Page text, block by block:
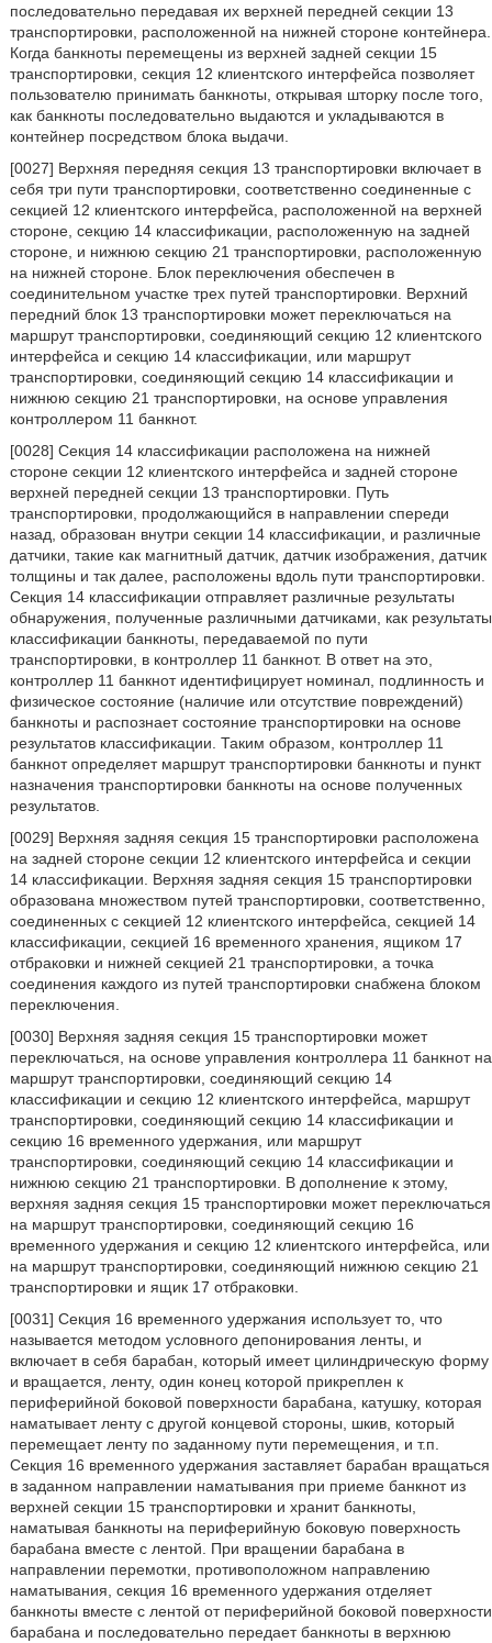
последовательно передавая их верхней передней секции 13
транспортировки, расположенной на нижней стороне контейнера.
Когда банкноты перемещены из верхней задней секции 15
транспортировки, секция 12 клиентского интерфейса позволяет
пользователю принимать банкноты, открывая шторку после того,
как банкноты последовательно выдаются и укладываются в
контейнер посредством блока выдачи.
[0027] Верхняя передняя секция 13 транспортировки включает в
себя три пути транспортировки, соответственно соединенные с
секцией 12 клиентского интерфейса, расположенной на верхней
стороне, секцию 14 классификации, расположенную на задней
стороне, и нижнюю секцию 21 транспортировки, расположенную
на нижней стороне. Блок переключения обеспечен в
соединительном участке трех путей транспортировки. Верхний
передний блок 13 транспортировки может переключаться на
маршрут транспортировки, соединяющий секцию 12 клиентского
интерфейса и секцию 14 классификации, или маршрут
транспортировки, соединяющий секцию 14 классификации и
нижнюю секцию 21 транспортировки, на основе управления
контроллером 11 банкнот.
[0028] Секция 14 классификации расположена на нижней
стороне секции 12 клиентского интерфейса и задней стороне
верхней передней секции 13 транспортировки. Путь
транспортировки, продолжающийся в направлении спереди
назад, образован внутри секции 14 классификации, и различные
датчики, такие как магнитный датчик, датчик изображения, датчик
толщины и так далее, расположены вдоль пути транспортировки.
Секция 14 классификации отправляет различные результаты
обнаружения, полученные различными датчиками, как результаты
классификации банкноты, передаваемой по пути
транспортировки, в контроллер 11 банкнот. В ответ на это,
контроллер 11 банкнот идентифицирует номинал, подлинность и
физическое состояние (наличие или отсутствие повреждений)
банкноты и распознает состояние транспортировки на основе
результатов классификации. Таким образом, контроллер 11
банкнот определяет маршрут транспортировки банкноты и пункт
назначения транспортировки банкноты на основе полученных
результатов.
[0029] Верхняя задняя секция 15 транспортировки расположена
на задней стороне секции 12 клиентского интерфейса и секции
14 классификации. Верхняя задняя секция 15 транспортировки
образована множеством путей транспортировки, соответственно,
соединенных с секцией 12 клиентского интерфейса, секцией 14
классификации, секцией 16 временного хранения, ящиком 17
отбраковки и нижней секцией 21 транспортировки, а точка
соединения каждого из путей транспортировки снабжена блоком
переключения.
[0030] Верхняя задняя секция 15 транспортировки может
переключаться, на основе управления контроллера 11 банкнот на
маршрут транспортировки, соединяющий секцию 14
классификации и секцию 12 клиентского интерфейса, маршрут
транспортировки, соединяющий секцию 14 классификации и
секцию 16 временного удержания, или маршрут
транспортировки, соединяющий секцию 14 классификации и
нижнюю секцию 21 транспортировки. В дополнение к этому,
верхняя задняя секция 15 транспортировки может переключаться
на маршрут транспортировки, соединяющий секцию 16
временного удержания и секцию 12 клиентского интерфейса, или
на маршрут транспортировки, соединяющий нижнюю секцию 21
транспортировки и ящик 17 отбраковки.
[0031] Секция 16 временного удержания использует то, что
называется методом условного депонирования ленты, и
включает в себя барабан, который имеет цилиндрическую форму
и вращается, ленту, один конец которой прикреплен к
периферийной боковой поверхности барабана, катушку, которая
наматывает ленту с другой концевой стороны, шкив, который
перемещает ленту по заданному пути перемещения, и т.п.
Секция 16 временного удержания заставляет барабан вращаться
в заданном направлении наматывания при приеме банкнот из
верхней секции 15 транспортировки и хранит банкноты,
наматывая банкноты на периферийную боковую поверхность
барабана вместе с лентой. При вращении барабана в
направлении перемотки, противоположном направлению
наматывания, секция 16 временного удержания отделяет
банкноты вместе с лентой от периферийной боковой поверхности
барабана и последовательно передает банкноты в верхнюю